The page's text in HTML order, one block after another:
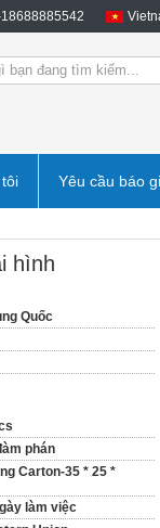
Yêu cầu báo
hình
Quốc
phán
Carton-35 * 25 *
làm việc